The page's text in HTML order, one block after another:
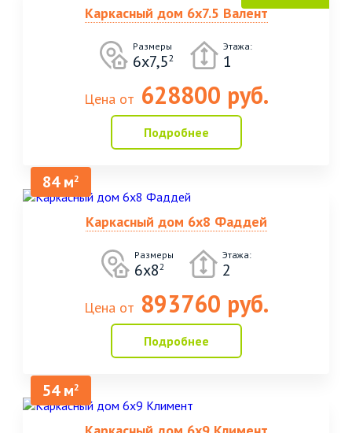
Каркасный дом 6х7.5 Валент
Размеры
6х7,52
Этажа:
1
Цена от 628800 руб.
Подробнее
84 м2
Каркасный дом 6х8 Фаддей
Размеры
6х82
Этажа:
2
Цена от 893760 руб.
Подробнее
54 м2